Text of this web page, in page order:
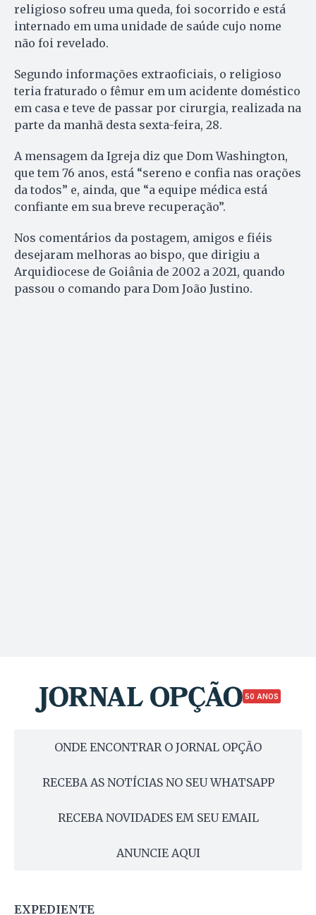
religioso sofreu uma queda, foi socorrido e está
internado em uma unidade de saúde cujo nome
não foi revelado.
Segundo informações extraoficiais, o religioso
teria fraturado o fêmur em um acidente doméstico
em casa e teve de passar por cirurgia, realizada na
parte da manhã desta sexta-feira, 28.
A mensagem da Igreja diz que Dom Washington,
que tem 76 anos, está “sereno e confia nas orações
da todos” e, ainda, que “a equipe médica está
confiante em sua breve recuperação”.
Nos comentários da postagem, amigos e fiéis
desejaram melhoras ao bispo, que dirigiu a
Arquidiocese de Goiânia de 2002 a 2021, quando
passou o comando para Dom João Justino.
50 ANOS
ONDE ENCONTRAR O JORNAL OPÇÃO
RECEBA AS NOTÍCIAS NO SEU WHATSAPP
RECEBA NOVIDADES EM SEU EMAIL
ANUNCIE AQUI
EXPEDIENTE